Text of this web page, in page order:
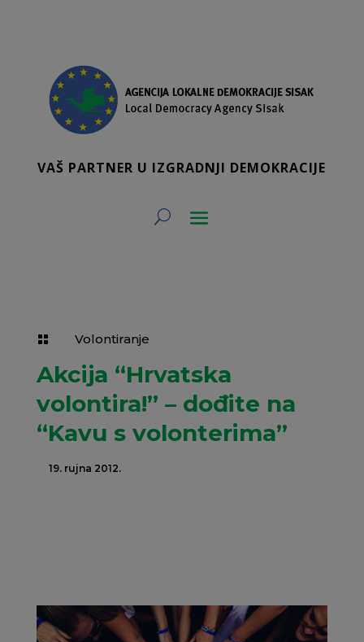
VAŠ PARTNER U IZGRADNJI DEMOKRACIJE
 Volontiranje
Akcija “Hrvatska
volontira!” – dođite na
“Kavu s volonterima”
19. rujna 2012.